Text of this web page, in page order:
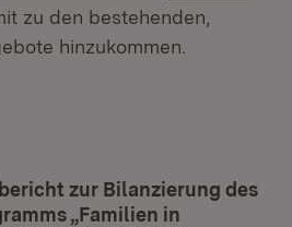
in neuem Fenster)
zu den bestehenden,
hinzukommen.
zur Bilanzierung des
„Familien in